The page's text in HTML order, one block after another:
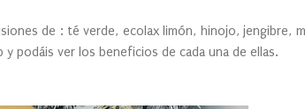
de : té verde, ecolax limón, hinojo, jengibre,
podáis ver los beneficios de cada una de ellas.